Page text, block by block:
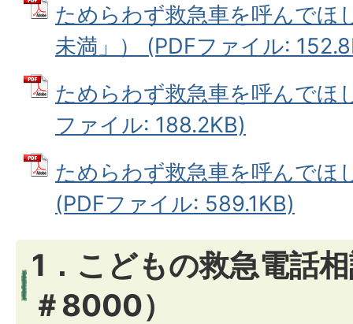
ためらわず救急車を呼んでほ
未満」） (PDFファイル:
ためらわず救急車を呼んでほ
ファイル: 188.2KB)
ためらわず救急車を呼んでほ
(PDFファイル: 589.1KB)
1．こどもの救急電話
＃8000）